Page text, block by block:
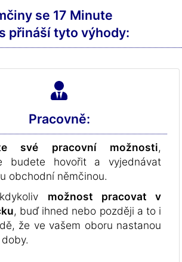
se 17 Minute
přináší tyto výhody:
Pracovně:
své pracovní možnosti,
budete hovořit a vyjednávat
obchodní němčinou.
možnost pracovat v
, buď ihned nebo později a to i
že ve vašem oboru nastanou